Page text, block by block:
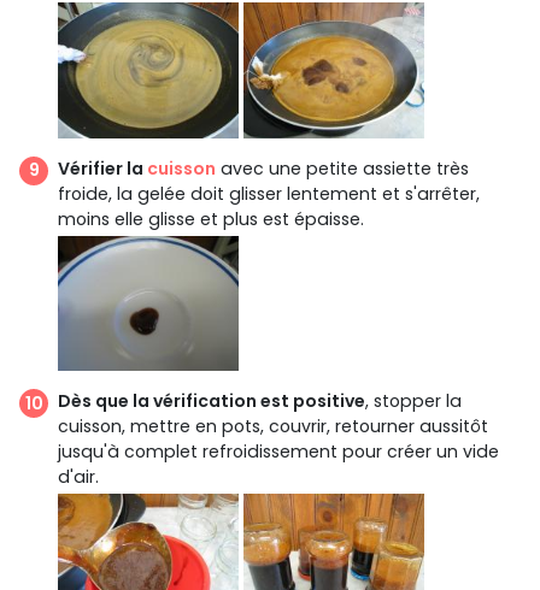
Vérifier la cuisson avec une petite assiette très
froide, la gelée doit glisser lentement et s'arrêter,
moins elle glisse et plus est épaisse.
Dès que la vérification est positive, stopper la
cuisson, mettre en pots, couvrir, retourner aussitôt
jusqu'à complet refroidissement pour créer un vide
d'air.